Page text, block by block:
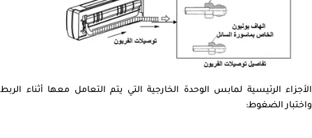
الأجزاء الرئيسية لمابس الوحدة الخارجية التي يتم التعامل معها أثناء الربط
واختبار الضغوط: